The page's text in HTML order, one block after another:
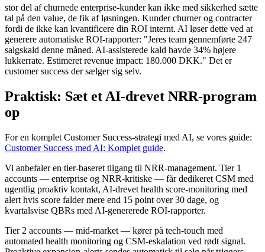
stor del af churnede enterprise-kunder kan ikke med sikkerhed sætte
tal på den value, de fik af løsningen. Kunder churner og contracter
fordi de ikke kan kvantificere din ROI internt. AI løser dette ved at
generere automatiske ROI-rapporter: "Jeres team gennemførte 247
salgskald denne måned. AI-assisterede kald havde 34% højere
lukkerrate. Estimeret revenue impact: 180.000 DKK." Det er
customer success der sælger sig selv.
Praktisk: Sæt et AI-drevet NRR-program
op
For en komplet Customer Success-strategi med AI, se vores guide:
Customer Success med AI: Komplet guide.
Vi anbefaler en tier-baseret tilgang til NRR-management. Tier 1
accounts — enterprise og NRR-kritiske — får dedikeret CSM med
ugentlig proaktiv kontakt, AI-drevet health score-monitoring med
alert hvis score falder mere end 15 point over 30 dage, og
kvartalsvise QBRs med AI-genererede ROI-rapporter.
Tier 2 accounts — mid-market — kører på tech-touch med
automated health monitoring og CSM-eskalation ved rødt signal.